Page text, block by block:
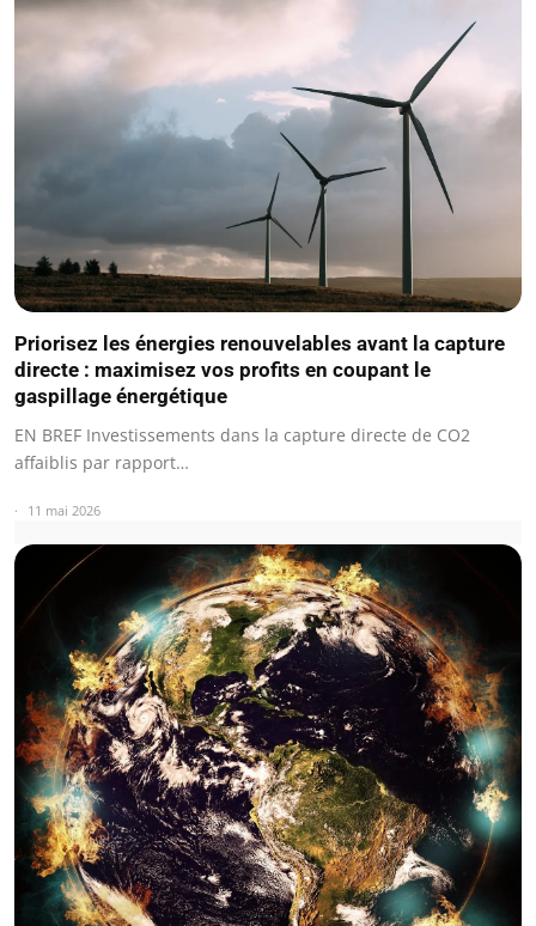
Priorisez les énergies renouvelables avant la capture
directe : maximisez vos profits en coupant le
gaspillage énergétique
EN BREF Investissements dans la capture directe de CO2
affaiblis par rapport…
11 mai 2026